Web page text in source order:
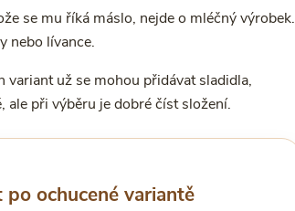
se mu říká máslo, nejde o mléčný výrobek.
nebo lívance.
variant už se mohou přidávat sladidla,
ale při výběru je dobré číst složení.
po ochucené variantě